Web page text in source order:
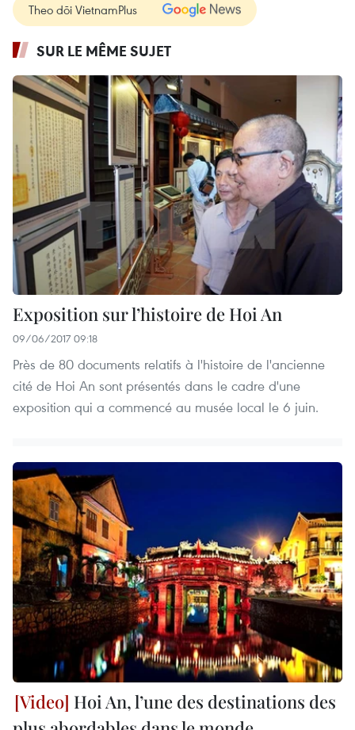
Theo dõi VietnamPlus
SUR LE MÊME SUJET
Exposition sur l’histoire de Hoi An
09/06/2017 09:18
Près de 80 documents relatifs à l'histoire de l'ancienne
cité de Hoi An sont présentés dans le cadre d'une
exposition qui ​a commencé au musée ​local le 6 juin.
Hoi An, l’une des destinations des